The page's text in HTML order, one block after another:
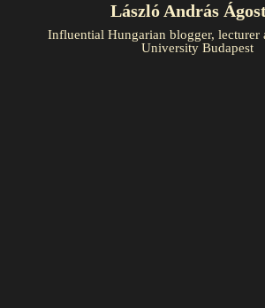
László András
Influential Hungarian blogger, lecturer
University Budapest